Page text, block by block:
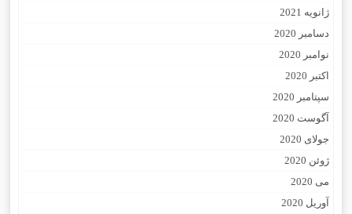
ژانویه 2021
دسامبر 2020
نوامبر 2020
اکتبر 2020
سپتامبر 2020
آگوست 2020
جولای 2020
ژوئن 2020
می 2020
آوریل 2020